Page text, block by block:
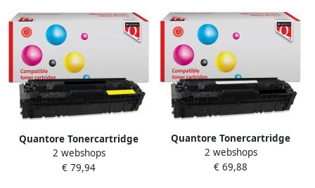
Quantore Tonercartridge
alternatief tbv HP W2212X
geel
2 webshops
€ 79,94
Quantore Tonercartridge
alternatief tbv HP W2210A
zwart
2 webshops
€ 69,88